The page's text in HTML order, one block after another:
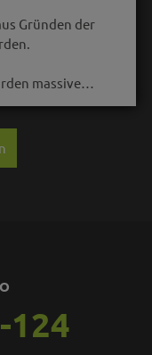
Gründen der
massive…
124